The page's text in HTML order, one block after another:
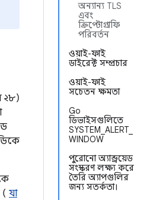
অন্যান্য TLS
এবং
ক্রিপ্টোগ্রাফি
পরিবর্তন
ওয়াই-ফাই
ডাইরেক্ট সম্প্রচার
ওয়াই-ফাই
সচেতন ক্ষমতা
Go
ডিভাইসগুলিতে
SYSTEM_ALERT_
WINDOW
পুরোনো অ্যান্ড্রয়েড
সংস্করণ লক্ষ্য করে
তৈরি অ্যাপগুলির
জন্য সতর্কতা।
২৮)
( যা